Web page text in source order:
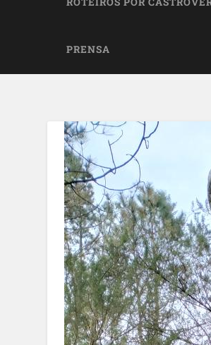
PRENSA